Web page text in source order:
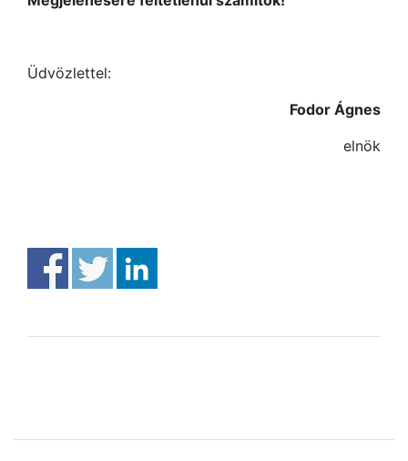
Üdvözlettel:
Fodor Ágnes
elnök